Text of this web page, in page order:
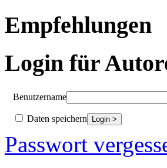
Empfehlungen
Login für
Benutzername
Daten speichern
Passwort